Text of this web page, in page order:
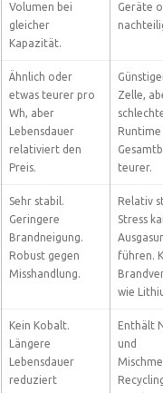
Volumen bei
gleicher
Kapazität.
Geräte
Ähnlich oder
etwas teurer pro
Wh, aber
Lebensdauer
relativiert den
Preis.
Zelle,
teurer.
Sehr stabil.
Geringere
Brandneigung.
Robust gegen
Misshandlung.
Relativ
Stress
führen.
wie
Kein Kobalt.
Längere
Lebensdauer
reduziert
Enthält
und